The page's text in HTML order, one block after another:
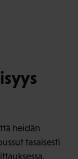
heidän
tasaisesti